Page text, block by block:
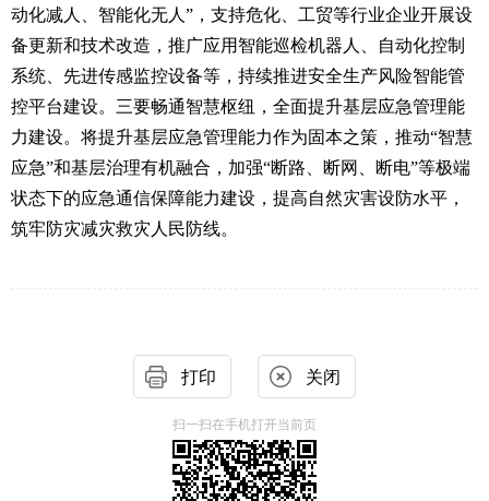
动化减人、智能化无人”，支持危化、工贸等行业企业开展设
备更新和技术改造，推广应用智能巡检机器人、自动化控制
系统、先进传感监控设备等，持续推进安全生产风险智能管
控平台建设。三要畅通智慧枢纽，全面提升基层应急管理能
力建设。将提升基层应急管理能力作为固本之策，推动“智慧
应急”和基层治理有机融合，加强“断路、断网、断电”等极端
状态下的应急通信保障能力建设，提高自然灾害设防水平，
筑牢防灾减灾救灾人民防线。
打印 关闭
扫一扫在手机打开当前页